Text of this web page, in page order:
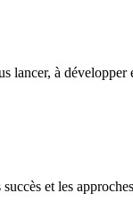
lancer, à
et les